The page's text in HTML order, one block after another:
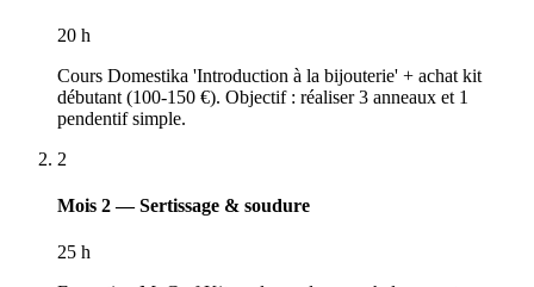
20 h
Cours Domestika 'Introduction à la bijouterie' + achat kit
débutant (100-150 €). Objectif : réaliser 3 anneaux et 1
pendentif simple.
2
Mois 2 — Sertissage & soudure
25 h